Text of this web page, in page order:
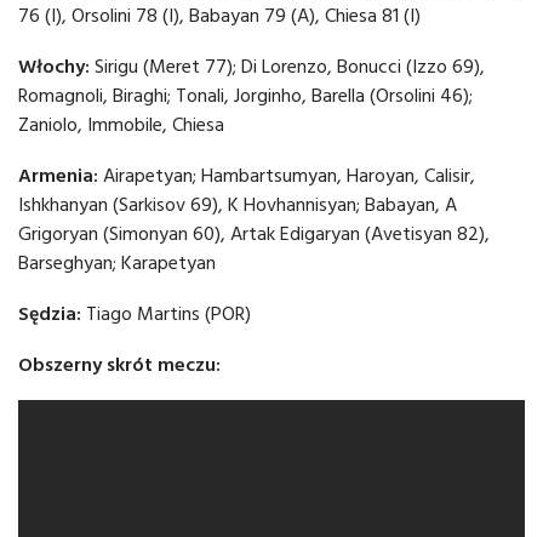
76 (I), Orsolini 78 (I), Babayan 79 (A), Chiesa 81 (I)
Włochy: Sirigu (Meret 77); Di Lorenzo, Bonucci (Izzo 69),
Romagnoli, Biraghi; Tonali, Jorginho, Barella (Orsolini 46);
Zaniolo, Immobile, Chiesa
Armenia: Airapetyan; Hambartsumyan, Haroyan, Calisir,
Ishkhanyan (Sarkisov 69), K Hovhannisyan; Babayan, A
Grigoryan (Simonyan 60), Artak Edigaryan (Avetisyan 82),
Barseghyan; Karapetyan
Sędzia: Tiago Martins (POR)
Obszerny skrót meczu: